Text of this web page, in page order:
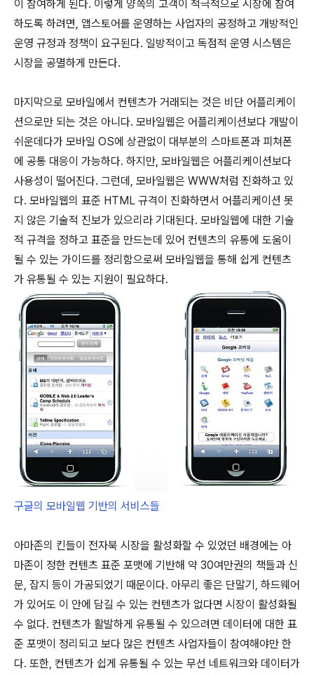
이 참여하게 된다. 이렇게 양쪽의 고객이 적극적으로 시장에 참여
하도록 하려면, 앱스토어를 운영하는 사업자의 공정하고 개방적인
운영 규정과 정책이 요구된다. 일방적이고 독점적 운영 시스템은
시장을 공멸하게 만든다.
마지막으로 모바일에서 컨텐츠가 거래되는 것은 비단 어플리케이
션으로만 되는 것은 아니다. 모바일웹은 어플리케이션보다 개발이
쉬운데다가 모바일 OS에 상관없이 대부분의 스마트폰과 피쳐폰
에 공통 대응이 가능하다. 하지만, 모바일웹은 어플리케이션보다
사용성이 떨어진다. 그런데, 모바일웹은 WWW처럼 진화하고 있
다. 모바일웹의 표준 HTML 규격이 진화하면서 어플리케이션 못
지 않은 기술적 진보가 있으리라 기대된다. 모바일웹에 대한 기술
적 규격을 정하고 표준을 만드는데 있어 컨텐츠의 유통에 도움이
될 수 있는 가이드를 정리함으로써 모바일웹을 통해 쉽게 컨텐츠
가 유통될 수 있는 지원이 필요하다.
구글의 모바일웹 기반의 서비스들
아마존의 킨들이 전자북 시장을 활성화할 수 있었던 배경에는 아
마존이 정한 컨텐츠 표준 포맷에 기반해 약 30여만권의 책들과 신
문, 잡지 등이 가공되었기 때문이다. 아무리 좋은 단말기, 하드웨어
가 있어도 이 안에 담길 수 있는 컨텐츠가 없다면 시장이 활성화될
수 없다. 컨텐츠가 활발하게 유통될 수 있으려면 데이터에 대한 표
준 포맷이 정리되고 보다 많은 컨텐츠 사업자들이 참여해야만 한
다. 또한, 컨텐츠가 쉽게 유통될 수 있는 무선 네트워크와 데이터가